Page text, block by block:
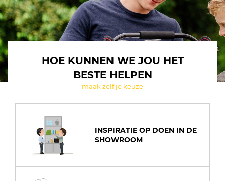
HOE KUNNEN WE JOU HET
BESTE HELPEN
maak zelf je keuze
INSPIRATIE OP DOEN IN DE
SHOWROOM